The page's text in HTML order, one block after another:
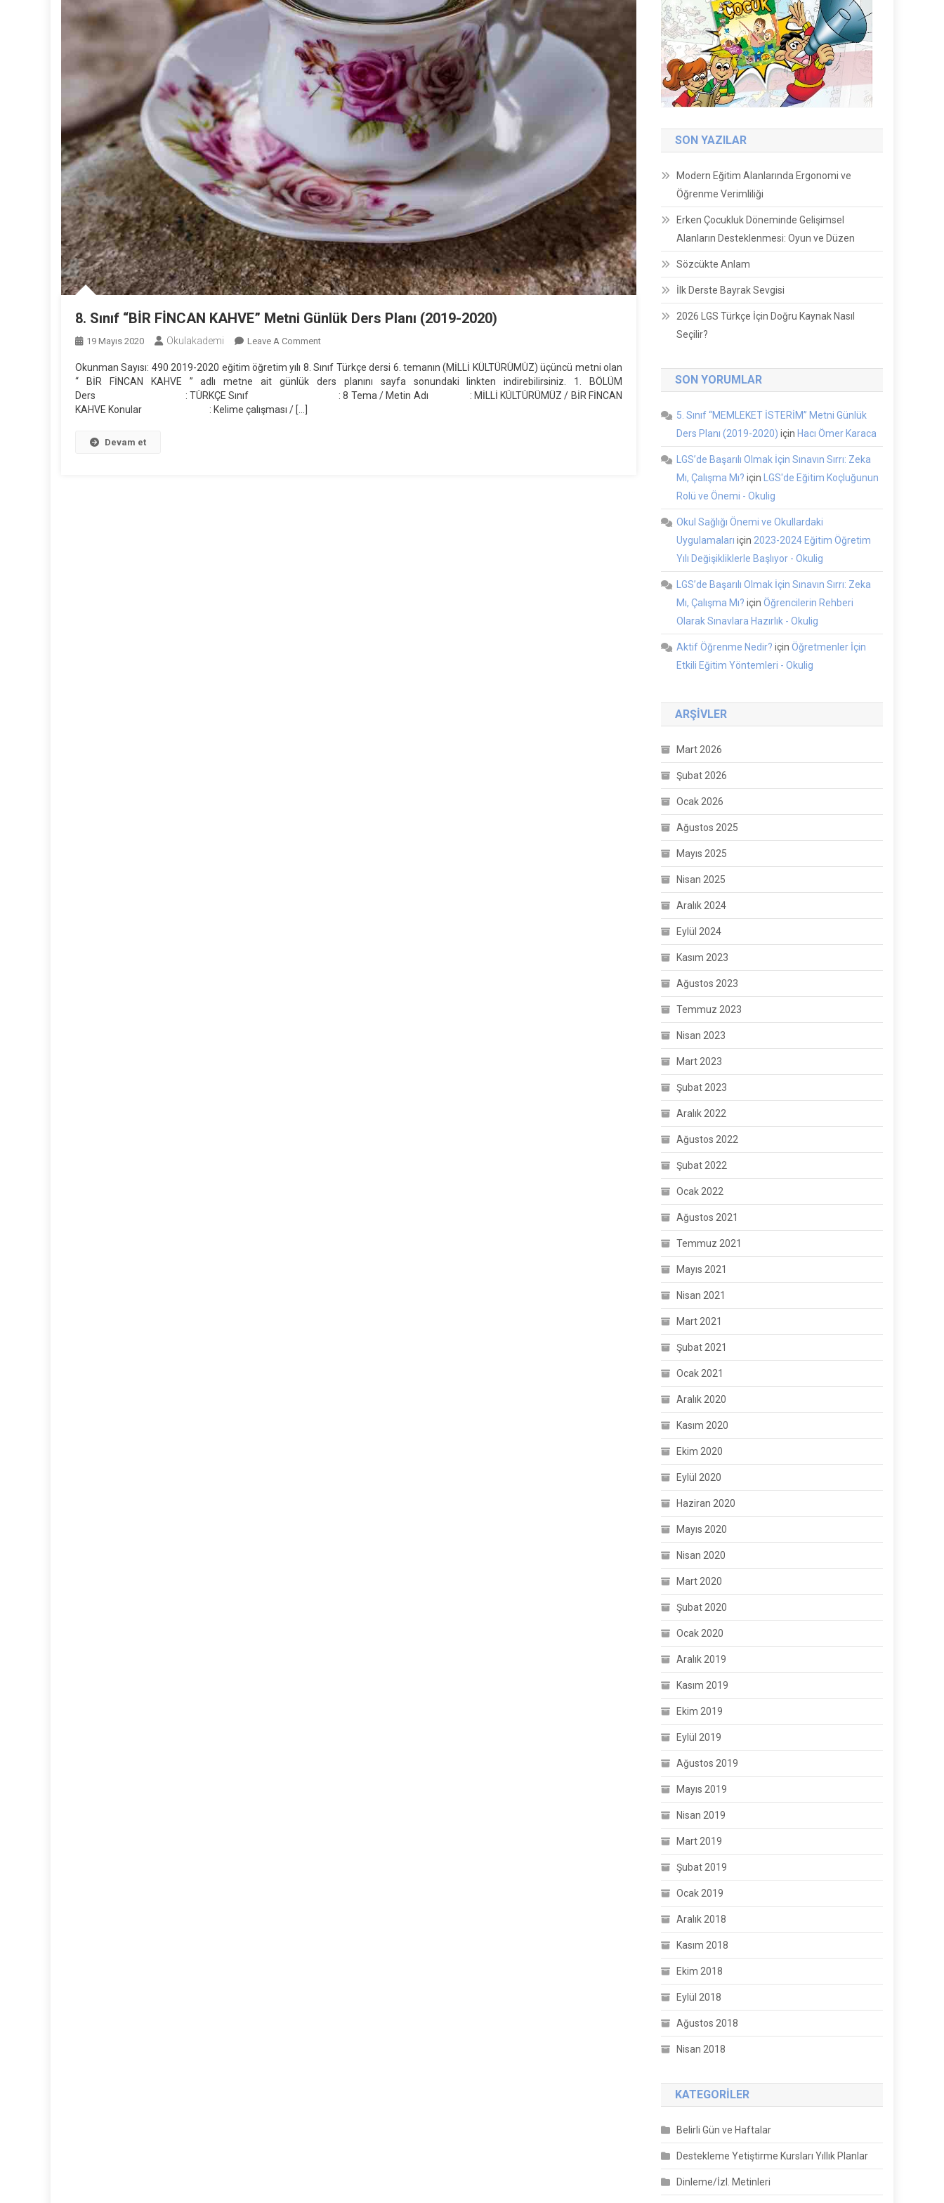
8. Sınıf “BİR FİNCAN KAHVE” Metni Günlük Ders Planı (2019-2020)
19 Mayıs 2020 Okulakademi Leave A CommentOn
Sınıf
Okunman Sayısı: 490 2019-2020 eğitim öğretim yılı 8. Sınıf Türkçe dersi 6. temanın (MİLLİ KÜLTÜRÜMÜZ) üçüncü metni olan
“ BİR FİNCAN KAHVE ” adlı metne ait günlük ders planını sayfa sonundaki linkten indirebilirsiniz. 1. BÖLÜM
Ders : TÜRKÇE Sınıf : 8 Tema / Metin Adı : MİLLİ KÜLTÜRÜMÜZ / BİR FİNCAN
KAHVE Konular : Kelime çalışması / […]
Devam et
SON YAZILAR
Modern Eğitim Alanlarında Ergonomi ve
Öğrenme Verimliliği
Erken Çocukluk Döneminde Gelişimsel
Alanların Desteklenmesi: Oyun ve Düzen
Sözcükte Anlam
İlk Derste Bayrak Sevgisi
2026 LGS Türkçe İçin Doğru Kaynak Nasıl
Seçilir?
SON YORUMLAR
5. Sınıf “MEMLEKET İSTERİM” Metni Günlük
Ders Planı (2019-2020) için Hacı Ömer Karaca
LGS’de Başarılı Olmak İçin Sınavın Sırrı: Zeka
Mı, Çalışma Mı? için
LGS'de Eğitim Koçluğunun
Rolü ve Önemi - Okulig
Okul Sağlığı Önemi ve Okullardaki
Uygulamaları için 2023-2024 Eğitim Öğretim
Yılı Değişikliklerle Başlıyor - Okulig
LGS’de Başarılı Olmak İçin Sınavın Sırrı: Zeka
Mı, Çalışma Mı? içinÖğrencilerin Rehberi
Olarak Sınavlara Hazırlık - Okulig
Aktif Öğrenme Nedir? içinÖğretmenler İçin
Etkili Eğitim Yöntemleri - Okulig
ARŞIVLER
Mart 2026
Şubat 2026
Ocak 2026
Ağustos 2025
Mayıs 2025
Nisan 2025
Aralık 2024
Eylül 2024
Kasım 2023
Ağustos 2023
Temmuz 2023
Nisan 2023
Mart 2023
Şubat 2023
Aralık 2022
Ağustos 2022
Şubat 2022
Ocak 2022
Ağustos 2021
Temmuz 2021
Mayıs 2021
Nisan 2021
Mart 2021
Şubat 2021
Ocak 2021
Aralık 2020
Kasım 2020
Ekim 2020
Eylül 2020
Haziran 2020
Mayıs 2020
Nisan 2020
Mart 2020
Şubat 2020
Ocak 2020
Aralık 2019
Kasım 2019
Ekim 2019
Eylül 2019
Ağustos 2019
Mayıs 2019
Nisan 2019
Mart 2019
Şubat 2019
Ocak 2019
Aralık 2018
Kasım 2018
Ekim 2018
Eylül 2018
Ağustos 2018
Nisan 2018
KATEGORILER
Belirli Gün ve Haftalar
Destekleme Yetiştirme Kursları Yıllık Planlar
Dinleme/İzl. Metinleri